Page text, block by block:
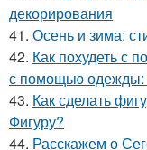
декорирования
41. Осень и зима:
42. Как похудеть с
с помощью одежды:
43. Как сделать
Фигуру?
44. Расскажем о